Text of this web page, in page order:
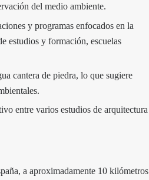
del medio ambiente.
y programas enfocados en la
estudios y formación, escuelas
cantera de piedra, lo que sugiere
entre varios estudios de arquitectura
a aproximadamente 10 kilómetros